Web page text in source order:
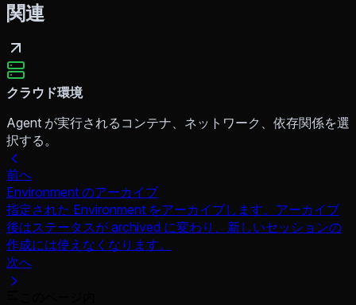
関連
クラウド環境
Agent が実行されるコンテナ、ネットワーク、依存関係を選
択する。
前へ
Environment のアーカイブ
指定された Environment をアーカイブします。アーカイブ
後はステータスが archived に変わり、新しいセッションの
作成には使えなくなります。
次へ